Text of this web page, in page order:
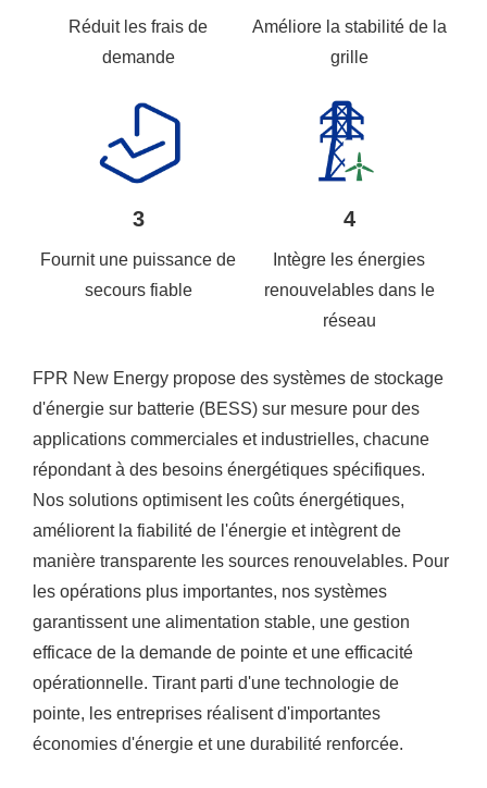
Réduit les frais de
demande
Améliore la stabilité de la
grille
3
Fournit une puissance de
secours fiable
4
Intègre les énergies
renouvelables dans le
réseau
FPR New Energy propose des systèmes de stockage
d'énergie sur batterie (BESS) sur mesure pour des
applications commerciales et industrielles, chacune
répondant à des besoins énergétiques spécifiques.
Nos solutions optimisent les coûts énergétiques,
améliorent la fiabilité de l'énergie et intègrent de
manière transparente les sources renouvelables. Pour
les opérations plus importantes, nos systèmes
garantissent une alimentation stable, une gestion
efficace de la demande de pointe et une efficacité
opérationnelle. Tirant parti d'une technologie de
pointe, les entreprises réalisent d'importantes
économies d'énergie et une durabilité renforcée.